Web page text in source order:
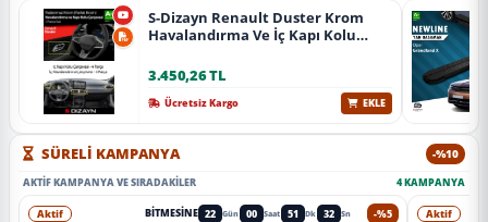
S-Dizayn Renault Duster Krom
Havalandırma Ve İç Kapı Kolu
Krom) A+ Kalite
3.450,26 TL
Ücretsiz Kargo EKLE
SÜRELİ KAMPANYA -%10
AKTIF KAMPANYA VE SIRADAKILER 4 KAMPANYA
-%5
Aktif BITMESINE 22 Gün 00 Saat 51 Dk 29 Sn Aktif